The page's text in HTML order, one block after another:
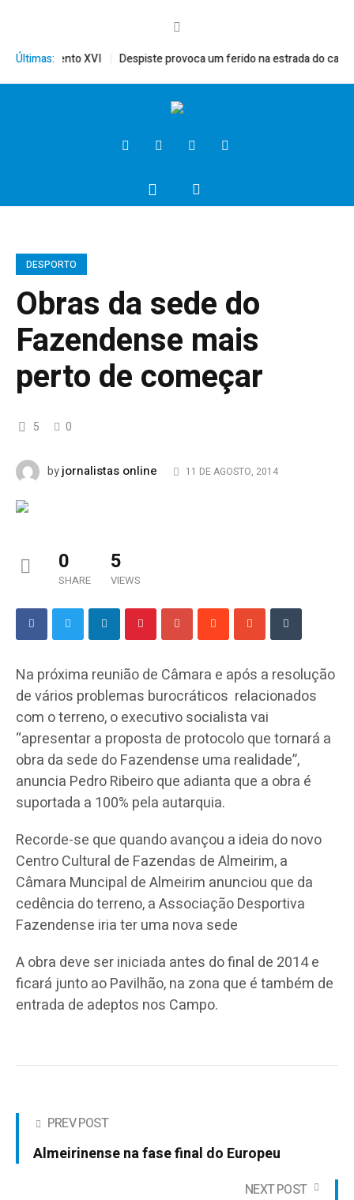
Últimas:Bento XVI Despiste provoca um ferido na estrada do campo
DESPORTO
Obras da sede do
Fazendense mais
perto de começar
5 0
byjornalistas online 11 DE AGOSTO, 2014
0
SHARE
5
VIEWS
Na próxima reunião de Câmara e após a resolução
de vários problemas burocráticos relacionados
com o terreno, o executivo socialista vai
“apresentar a proposta de protocolo que tornará a
obra da sede do Fazendense uma realidade”,
anuncia Pedro Ribeiro que adianta que a obra é
suportada a 100% pela autarquia.
Recorde-se que quando avançou a ideia do novo
Centro Cultural de Fazendas de Almeirim, a
Câmara Muncipal de Almeirim anunciou que da
cedência do terreno, a Associação Desportiva
Fazendense iria ter uma nova sede
A obra deve ser iniciada antes do final de 2014 e
ficará junto ao Pavilhão, na zona que é também de
entrada de adeptos nos Campo.
PREV POST
Almeirinense na fase final do Europeu
NEXT POST